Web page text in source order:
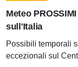
Meteo
sull'Italia
Possibili temporali
eccezionali sul